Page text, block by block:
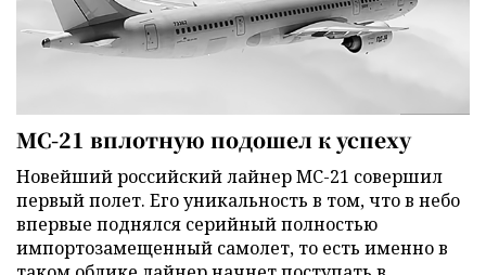
МС-21 вплотную подошел к успеху
Новейший российский лайнер МС-21 совершил
первый полет. Его уникальность в том, что в небо
впервые поднялся серийный полностью
импортозамещенный самолет, то есть именно в